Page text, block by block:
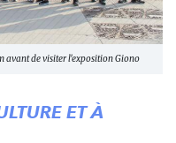
avant de visiter l'exposition Giono
ET À